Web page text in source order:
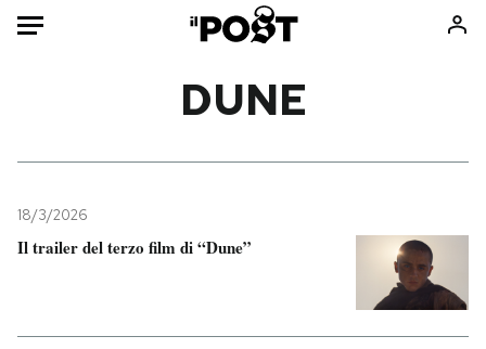
Mondo
Politica
Scienza
Ok Boomer!
Media
DUNE
18/3/2026
Il trailer del terzo film di “Dune”